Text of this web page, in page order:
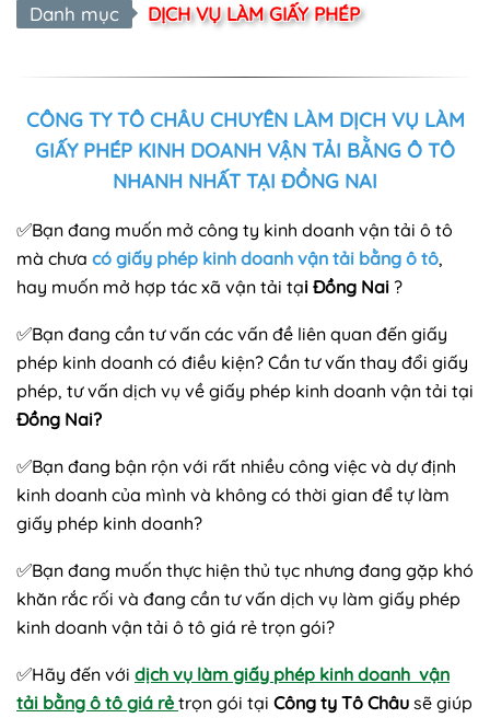
Danh mục DỊCH VỤ LÀM GIẤY PHÉP
CÔNG TY TÔ CHÂU CHUYÊN LÀM DỊCH VỤ LÀM
GIẤY PHÉP KINH DOANH VẬN TẢI BẰNG Ô TÔ
NHANH NHẤT TẠI ĐỒNG NAI
✅Bạn đang muốn mở công ty kinh doanh vận tải ô tô
mà chưa có giấy phép kinh doanh vận tải bằng ô tô,
hay muốn mở hợp tác xã vận tải tại Đồng Nai ?
✅Bạn đang cần tư vấn các vấn đề liên quan đến giấy
phép kinh doanh có điều kiện? Cần tư vấn thay đổi giấy
phép, tư vấn dịch vụ về giấy phép kinh doanh vận tải tại
Đồng Nai?
✅Bạn đang bận rộn với rất nhiều công việc và dự định
kinh doanh của mình và không có thời gian để tự làm
giấy phép kinh doanh?
✅Bạn đang muốn thực hiện thủ tục nhưng đang gặp khó
khăn rắc rối và đang cần tư vấn dịch vụ làm giấy phép
kinh doanh vận tải ô tô giá rẻ trọn gói?
✅Hãy đến với dịch vụ làm giấy phép kinh doanh vận
tải bằng ô tô giá rẻ trọn gói tại Công ty Tô Châu sẽ giúp